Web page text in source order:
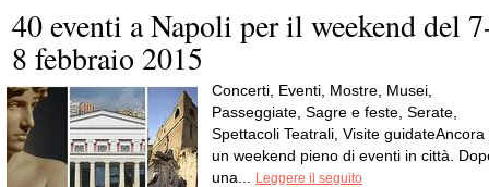
40 eventi a Napoli per il weekend del
8 febbraio 2015
Concerti, Eventi, Mostre, Musei,
Passeggiate, Sagre e feste, Serate,
Spettacoli Teatrali, Visite guidateAncora
un weekend pieno di eventi in città.
una...
Leggere il seguito